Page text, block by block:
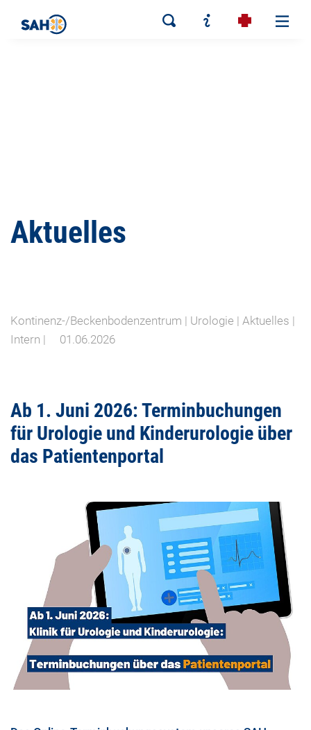
Aktuelles
Kontinenz-/Beckenbodenzentrum | Urologie | Aktuelles |
Intern |
01.06.2026
Ab 1. Juni 2026: Terminbuchungen
für Urologie und Kinderurologie über
das Patientenportal